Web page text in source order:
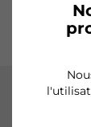
Tiroir